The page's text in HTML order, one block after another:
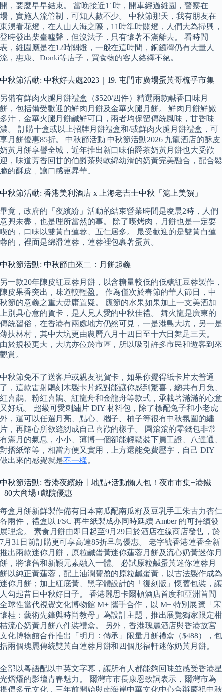
開，要麼早早結束。 當晚接近11時，開車經過維園，警察在
場，實施人流管制，可知人數不少。 中秋節那天，我有朋友在
東湧看花燈，在人山人海之際，11時準時關燈，人們大為掃興，
登時發出柴臺噓聲，但沒法子，只有懷著不滿離去。 看時間
表，維園應是在12時關燈，一般在這時間，銅鑼灣仍有大量人
流，惠康、Donki等店子，買食物的客人絡繹不絕。
中秋節活動: 中秋好去處2023｜19. 屯門市廣場蛋黃哥梳乎市集
另備有鮮肉火腿月餅禮盒（$520/四件）精選兩款鹹香口味月
餅，包括備受歡迎的鮮肉月餅及金華火腿月餅。 鮮肉月餅鮮嫩
多汁，金華火腿月餅鹹鮮可口，兩者均保留傳統風味，甘香味
濃。 訂購十盒或以上招牌月餅禮盒和/或鮮肉火腿月餅禮盒，可
享月餅優惠85折。 中秋節活動 中秋節活動2026 九龍酒店的酥皮
奶黃月餅享譽全城，近年推出新口味伯爵茶奶黃月餅也大受歡
迎，味道芳香回甘的伯爵茶與軟綿幼滑的奶黃完美融合，配合鬆
脆的酥皮，讓口感更昇華。
中秋節活動: 香港美利酒店 x 上海老吉士中秋「滬上美饌」
畢竟，政府的「夜繽紛」活動的結束營業時間是凌晨2時，人們
意興未盡，也是理所當然的事。 除了喫烤肉，月餅也是一定要
喫的，口味以雙黃白蓮蓉、五仁居多。 最受歡迎的是雙黃白蓮
蓉的，裡面是綿滑蓮蓉，蓮蓉裡包裹著蛋黃。
中秋節活動: 中秋節由來二：月餅起義
另一款20年陳皮紅豆蓉月餅，以含糖量較低的低糖紅豆蓉製作，
陳皮果香突出，味道較輕盈。 作為僅次於春節的華人節日，中
秋節的意義之重大毋庸置疑。 應節的水果如果加上一支美酒加
上別具心意的賀卡，是人見人愛的中秋佳禮。 舞火龍是廣東的
傳統習俗，在香港有兩處地方仍然可見，一是港島大坑，另一是
薄扶林村，其中大坑更由農曆八月十四日至十六日舞足三天。
由於規模更大，大坑亦位於市區，所以吸引許多市民和遊客到來
觀賞。
中秋節免不了送客戶或親友祝賀卡，如果你覺得紙卡片太普通
了，這款雷射鵰刻木製卡片絕對能讓你感到驚喜，總共有月兔、
紅喜鵲、粉紅喜鵲、紅龍舟和金龍舟等款式，承載著滿滿的心意
又好玩。 超級可愛刺繡片 DIY 材料包，除了標配兔子和小老虎
外，還可以任選月亮、點心、糰子、柚子等很有中秋氛圍的繡
片，再隨心所欲縫紉成自己喜歡的樣子。 圓滾滾的零錢包非常
有滿月的氣息，小小、薄博一個卻能輕鬆裝下員工證、八達通、
對摺紙幣等，相當方便又實用，上方還能免費壓字，自己 DIY
做出來的感覺就是不一樣。
中秋節活動: 香港夜繽紛丨地點+活動懶人包！夜市市集+港鐵
+80大商場+戲院優惠
每盒月餅新鮮製作備有日本南瓜配南瓜籽及豆乳手工朱古力杏仁
各兩件，禮盒以 FSC 再生紙製成亦同時延續 Amber 的可持續發
展理念。 素食月餅由即日起至9月29日於酒店在線商店發售，於
7月31日前訂購更可享高達85折早鳥優惠。 老字號香港蓮香全新
推出兩款迷你月餅，原粒鹹蛋黃迷你蓮蓉月餅及流心奶黃迷你月
餅，將懷舊和新穎元素融入一體。 必試原粒鹹蛋黃迷你蓮蓉月
餅以純正黃蓮蓉，配上油潤豐盈的原粒鹹蛋黃，以古法製作成為
迷你月餅；加上紅底黃、黑字體設計的「復刻版」懷舊包裝，讓
人勾起昔日中秋好日子。 香港麗思卡爾頓酒店首度和亞洲首間
全球性當代視覺文化博物館 M+ 攜手合作，以 M+ 特別展覽「宋
懷桂：藝術先鋒與時尚教母」為設計主題，推出展覽獨家限定柑
桔流心奶黃月餅八件裝禮盒。 另外，香港瑰麗酒店與香港故宮
文化博物館合作推出「明月：傳承」限量月餅禮盒（$488），包
括兩個瑰麗傳統雙黃白蓮蓉月餅和四個彤福軒迷你奶黃月餅。
全部以粵語配以中英文字幕，讓所有人都能夠回味並感受香港星
光熠燿的影壇青春魅力。 爾灣市市長康恩致詞表示，爾灣市為
提倡多元文化，三年前開始與南海岸中華文化中心合辦慶祝中秋